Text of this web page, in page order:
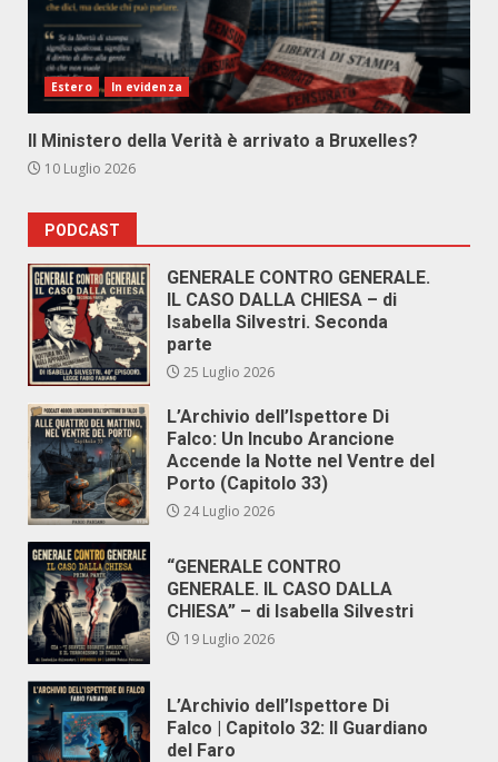
Estero In evidenza
Il Ministero della Verità è arrivato a Bruxelles?
10 Luglio 2026
PODCAST
GENERALE CONTRO GENERALE.
IL CASO DALLA CHIESA – di
Isabella Silvestri. Seconda
parte
25 Luglio 2026
L’Archivio dell’Ispettore Di
Falco: Un Incubo Arancione
Accende la Notte nel Ventre del
Porto (Capitolo 33)
24 Luglio 2026
“GENERALE CONTRO
GENERALE. IL CASO DALLA
CHIESA” – di Isabella Silvestri
19 Luglio 2026
L’Archivio dell’Ispettore Di
Falco | Capitolo 32: Il Guardiano
del Faro